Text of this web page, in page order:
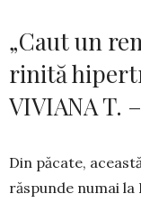
„Caut un
rinită
VIVIANA T.
Din păcate,
răspunde numai